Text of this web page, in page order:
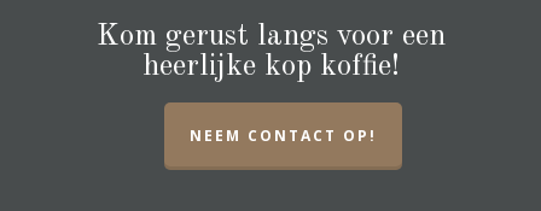
Kom gerust langs voor een
heerlijke kop koffie!
NEEM CONTACT OP!